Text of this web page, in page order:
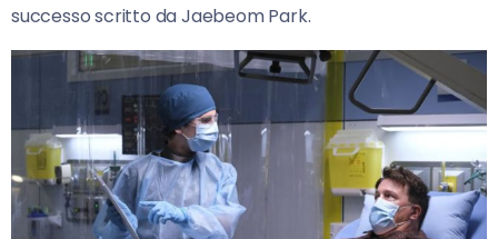
successo scritto da Jaebeom Park.